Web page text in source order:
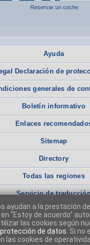
Reservar un coche
Ayuda
Declaración de
generales de
Boletín informativo
Enlaces
Sitemap
Directory
Todas las regiones
Servicio de
ayudan a la prestación
"Estoy de acuerdo"
las cookies según
de datos . Si
las cookies de